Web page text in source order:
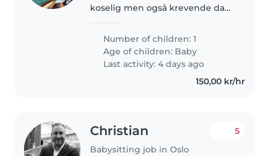
koselig men også krevende da
fanget. Trenger hjelp til
avlastning mens jeg er hjemme.
Number of children: 1
Age of children: Baby
Last activity: 4 days ago
150,00 kr/hr
Christian
Babysitting job in Oslo
5